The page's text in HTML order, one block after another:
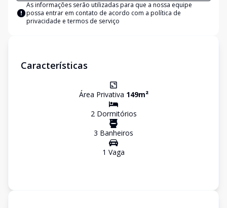
As informações serão utilizadas para que a nossa equipe
possa entrar em contato de acordo com a política de
privacidade e termos de serviço
Características
Área Privativa 149m²
2Dormitórios
3 Banheiros
1 Vaga